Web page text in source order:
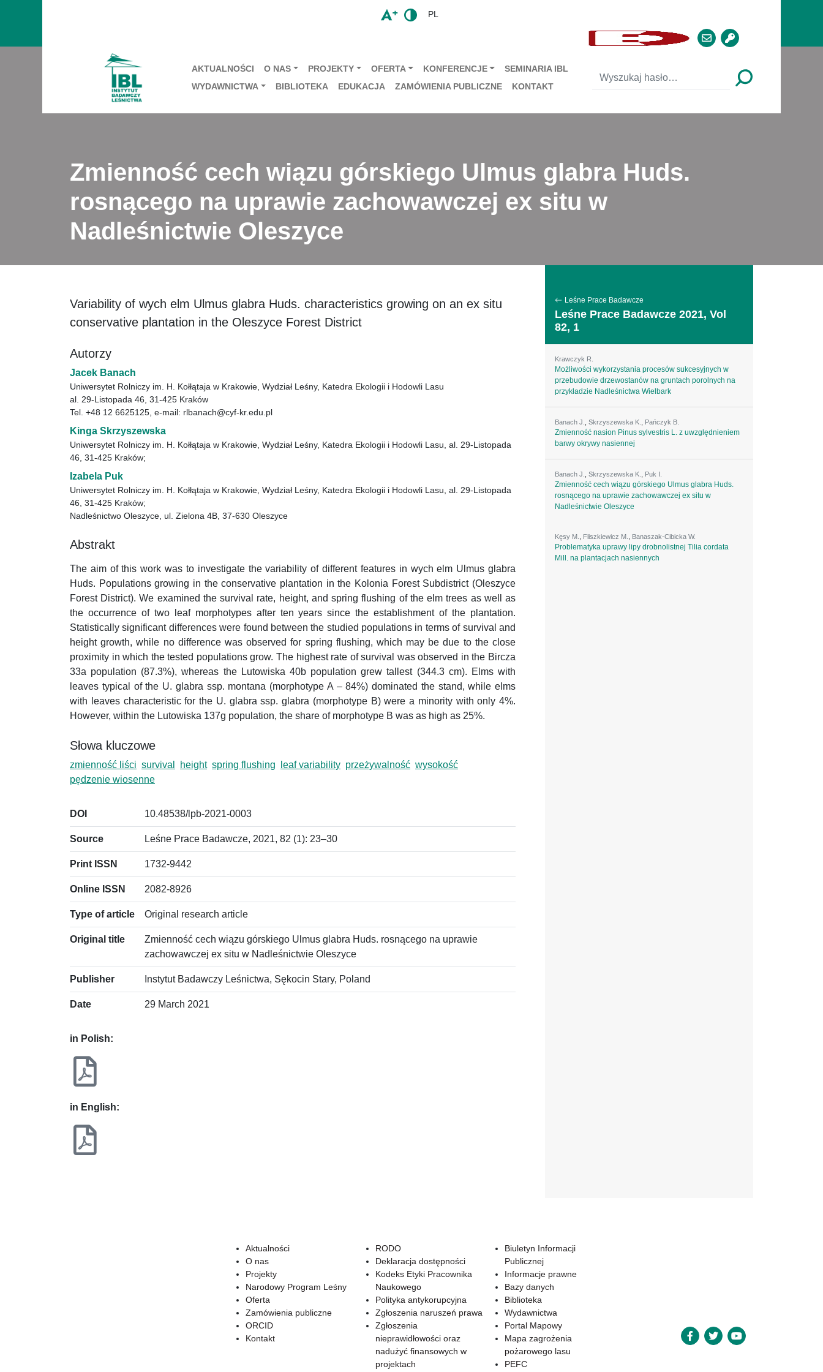
PL
AKTUALNOŚCI O NAS PROJEKTY OFERTA KONFERENCJE
SEMINARIA IBL
WYDAWNICTWA
BIBLIOTEKA EDUKACJA ZAMÓWIENIA PUBLICZNE KONTAKT
Zmienność cech wiązu górskiego Ulmus glabra Huds.
rosnącego na uprawie zachowawczej ex situ w
Nadleśnictwie Oleszyce
Variability of wych elm Ulmus glabra Huds. characteristics growing on an ex situ
conservative plantation in the Oleszyce Forest District
Autorzy
Jacek Banach
Uniwersytet Rolniczy im. H. Kołłątaja w Krakowie, Wydział Leśny, Katedra Ekologii i Hodowli Lasu
al. 29-Listopada 46, 31-425 Kraków
Tel. +48 12 6625125, e-mail: rlbanach@cyf-kr.edu.pl
Kinga Skrzyszewska
Uniwersytet Rolniczy im. H. Kołłątaja w Krakowie, Wydział Leśny, Katedra Ekologii i Hodowli Lasu, al. 29-Listopada
46, 31-425 Kraków;
Izabela Puk
Uniwersytet Rolniczy im. H. Kołłątaja w Krakowie, Wydział Leśny, Katedra Ekologii i Hodowli Lasu, al. 29-Listopada
46, 31-425 Kraków;
Nadleśnictwo Oleszyce, ul. Zielona 4B, 37-630 Oleszyce
Abstrakt
The aim of this work was to investigate the variability of different features in wych elm Ulmus glabra
Huds. Populations growing in the conservative plantation in the Kolonia Forest Subdistrict (Oleszyce
Forest District). We examined the survival rate, height, and spring flushing of the elm trees as well as
the occurrence of two leaf morphotypes after ten years since the establishment of the plantation.
Statistically significant differences were found between the studied populations in terms of survival and
height growth, while no difference was observed for spring flushing, which may be due to the close
proximity in which the tested populations grow. The highest rate of survival was observed in the Bircza
33a population (87.3%), whereas the Lutowiska 40b population grew tallest (344.3 cm). Elms with
leaves typical of the U. glabra ssp. montana (morphotype A – 84%) dominated the stand, while elms
with leaves characteristic for the U. glabra ssp. glabra (morphotype B) were a minority with only 4%.
However, within the Lutowiska 137g population, the share of morphotype B was as high as 25%.
Słowa kluczowe
zmienność liści survival height spring flushing leaf variability przeżywalność wysokość
pędzenie wiosenne
DOI 10.48538/lpb-2021-0003
Source Leśne Prace Badawcze, 2021, 82 (1): 23–30
Print ISSN 1732-9442
Online ISSN 2082-8926
Type of article Original research article
Original title
Zmienność cech wiązu górskiego Ulmus glabra Huds. rosnącego na uprawie
zachowawczej ex situ w Nadleśnictwie Oleszyce
Publisher Instytut Badawczy Leśnictwa, Sękocin Stary, Poland
Date 29 March 2021
in Polish:
in English:
Leśne Prace Badawcze
Leśne Prace Badawcze 2021, Vol
82, 1
Krawczyk R.
Możliwości wykorzystania procesów sukcesyjnych w
przebudowie drzewostanów na gruntach porolnych na
przykładzie Nadleśnictwa Wielbark
Banach J. Skrzyszewska K. Pańczyk B.
Zmienność nasion Pinus sylvestris L. z uwzględnieniem
barwy okrywy nasiennej
Banach J. Skrzyszewska K. Puk I.
Zmienność cech wiązu górskiego Ulmus glabra Huds.
rosnącego na uprawie zachowawczej ex situ w
Nadleśnictwie Oleszyce
Kęsy M. Fliszkiewicz M. Banaszak-Cibicka W.
Problematyka uprawy lipy drobnolistnej Tilia cordata
Mill. na plantacjach nasiennych
Aktualności
O nas
Projekty
Narodowy Program Leśny
Oferta
Zamówienia publiczne
ORCID
Kontakt
RODO
Deklaracja dostępności
Kodeks Etyki Pracownika
Naukowego
Polityka antykorupcyjna
Zgłoszenia naruszeń prawa
Zgłoszenia
nieprawidłowości oraz
nadużyć finansowych w
projektach
Biuletyn Informacji
Publicznej
Informacje prawne
Bazy danych
Biblioteka
Wydawnictwa
Portal Mapowy
Mapa zagrożenia
pożarowego lasu
PEFC